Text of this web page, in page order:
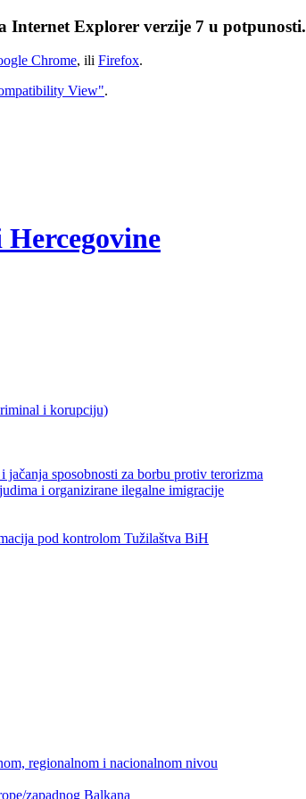
Internet Explorer verzije 7 u potpunosti.
Chrome, ili Firefox.
View".
Hercegovine
i korupciju)
sposobnosti za borbu protiv terorizma
i organizirane ilegalne imigracije
pod kontrolom Tužilaštva BiH
regionalnom i nacionalnom nivou
zapadnog Balkana